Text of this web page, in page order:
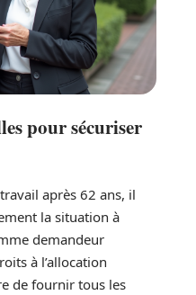
pour sécuriser
après 62 ans, il
la situation à
demandeur
à l’allocation
de fournir tous les